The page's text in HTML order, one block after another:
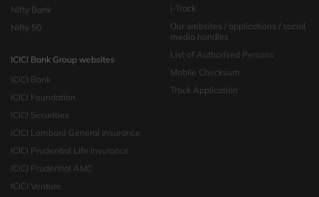
Nifty Bank
Nifty 50
ICICI Bank Group websites
ICICI Bank
ICICI Foundation
ICICI Securities
ICICI Lombard General Insurance
ICICI Prudential Life Insurance
ICICI Prudential AMC
ICICI Venture
i-Track
Our websites / applications / social
media handles
List of Authorised Persons
Mobile Checksum
Track Application